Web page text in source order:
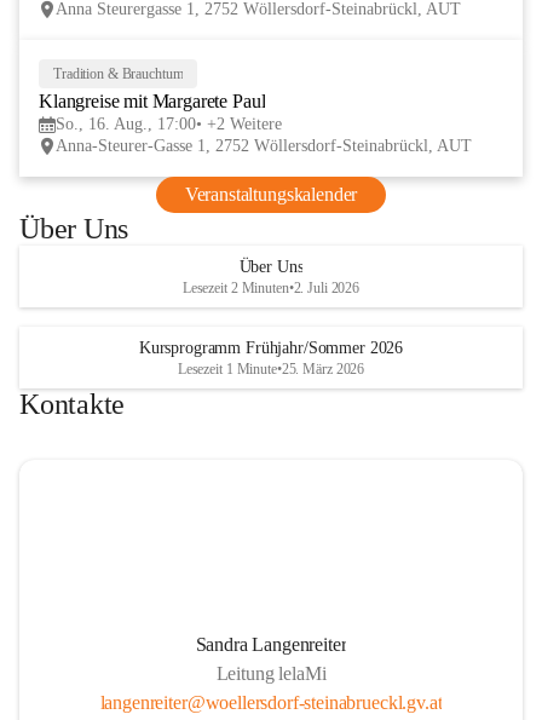
Anna Steurergasse 1, 2752 Wöllersdorf-Steinabrückl, AUT
Tradition & Brauchtum
Klangreise mit Margarete Paul
So., 16. Aug., 17:00 +2 Weitere
Anna-Steurer-Gasse 1, 2752 Wöllersdorf-Steinabrückl, AUT
Veranstaltungskalender
Über Uns
Über Uns
Lesezeit 2 Minuten•2. Juli 2026
Kursprogramm Frühjahr/Sommer 2026
Lesezeit 1 Minute•25. März 2026
Kontakte
Sandra Langenreiter
Leitung lelaMi
langenreiter@woellersdorf-steinabrueckl.gv.at